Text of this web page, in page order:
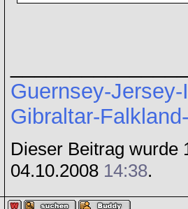
Guernsey-
Gibraltar-
Dieser Beitrag wurde
04.10.2008 14:38.